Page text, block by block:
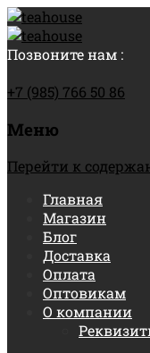
Позвоните нам :
+7 (985) 766 50 86
Меню
Перейти к
Главная
Магазин
Блог
Доставка
Оплата
Оптовикам
О компании